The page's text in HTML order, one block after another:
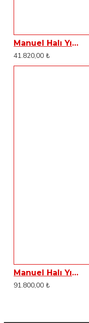
Manuel Halı Yıkama & Sert Zemin Ovma-Cilalama Makinası Dass DSC42
41.820,00 ₺
Manuel Halı Yıkama Makinası Çift Fırçalı Dass DSC43-D
91.800,00 ₺